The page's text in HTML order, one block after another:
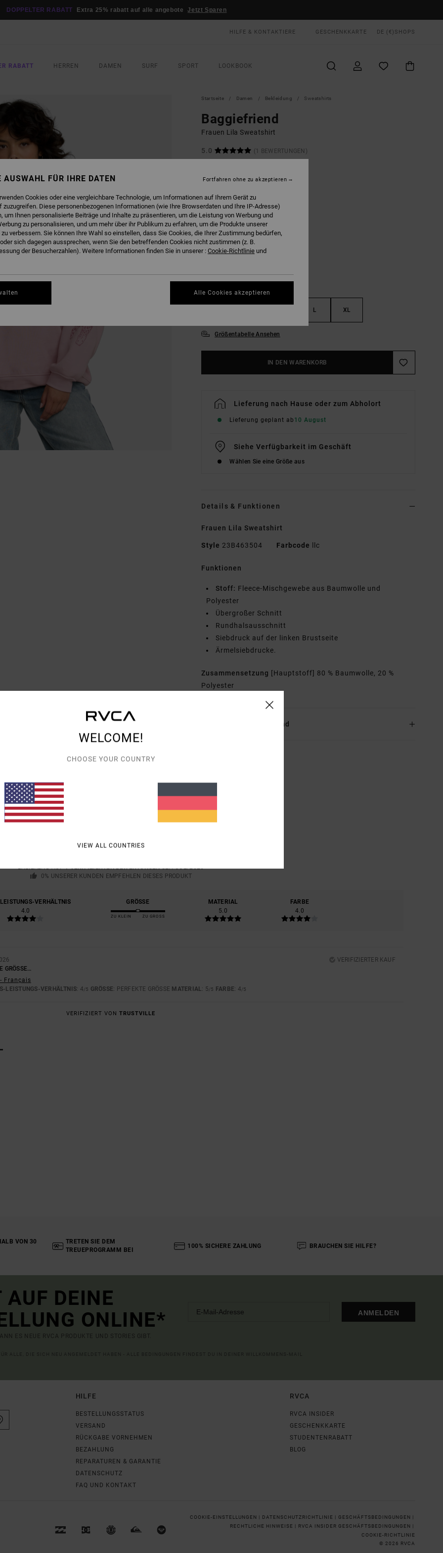
DOPPELTER RABATT Extra 25% rabatt auf alle angebote Jetzt Sparen
HILFE & KONTAKTIERE GESCHENKKARTE DE (€) SHOPS
RABATT HERREN DAMEN SURF SPORT LOOKBOOK
Startseite Damen Bekleidung Sweatshirts
Baggiefriend
Frauen Lila Sweatshirt
5.0
(1 BEWERTUNGEN)
31,50 €
DOPPELTER RABATT EXTRA 25 %
FARBE Lush Lilac
L XL
Größentabelle Ansehen
IN DEN WARENKORB
Lieferung nach Hause oder zum Abholort
Lieferung geplant ab 10 August
Siehe Verfügbarkeit im Geschäft
Wählen Sie eine Größe aus
Details & Funktionen
Frauen Lila Sweatshirt
Style 23B463504 Farbcode llc
Funktionen
Stoff: Fleece-Mischgewebe aus Baumwolle und
Polyester
Übergroßer Schnitt
Rundhalsausschnitt
Siebdruck auf der linken Brustseite
Ärmelsiebdrucke.
Zusammensetzung [Hauptstoff] 80 % Baumwolle, 20 %
Polyester
Versand & Rückversand
DURCHSCHNITTLICHE BEWERTUNG
BASIEREND AUF1 VERIFIZIERTEN BEWERTUNGENSEIT JULI 2026
0% UNSERER KUNDEN EMPFEHLEN DIESES PRODUKT
VERHÄLTNIS
4.0
GRÖSSE
ZU KLEIN ZU GROSS
MATERIAL
5.0
FARBE
4.0
VERIFIZIERTER KAUF
GRÖSSE…
Français
LEISTUNGS-VERHÄLTNIS: 4/5 GRÖSSE : PERFEKTE GRÖSSE MATERIAL: 5/5 FARBE: 4/5
VERIFIZIERT VON TRUSTVILLE
VON 30
TRETEN SIE DEM
TREUEPROGRAMM BEI
100% SICHERE ZAHLUNG BRAUCHEN SIE HILFE?
DEINE
ONLINE*
ES NEUE RVCA PRODUKTE UND STORIES GIBT.
ANMELDEN
HILFE
BESTELLUNGSSTATUS
VERSAND
RÜCKGABE VORNEHMEN
BEZAHLUNG
REPARATUREN & GARANTIE
DATENSCHUTZ
FAQ UND KONTAKT
RVCA
RVCA INSIDER
GESCHENKKARTE
STUDENTENRABATT
BLOG
COOKIE-EINSTELLUNGEN | DATENSCHUTZRICHTLINIE | GESCHÄFTSBEDINGUNGEN |
RECHTLICHE HINWEISE | RVCA INSIDER GESCHÄFTSBEDINGUNGEN |
COOKIE-RICHTLINIE
© 2026 RVCA
WELCOME!
CHOOSE YOUR COUNTRY
VIEW ALL COUNTRIES
AUSWAHL FÜR IHRE DATEN
Cookies oder eine vergleichbare Technologie, um Informationen auf Ihrem Gerät zu
Diese personenbezogenen Informationen (wie Ihre Browserdaten und Ihre IP-Adresse)
um Ihnen personalisierte Beiträge und Inhalte zu präsentieren, um die Leistung von Werbung und
zu personalisieren, und um mehr über ihr Publikum zu erfahren, um die Produkte unserer
verbessern. Sie können Ihre Wahl so einstellen, dass Sie Cookies, die Ihrer Zustimmung bedürfen,
sich dagegen aussprechen, wenn Sie den betreffenden Cookies nicht zustimmen (z. B.
der Besucherzahlen). Weitere Informationen finden Sie in unserer : Cookie-Richtlinie und
Fortfahren ohne zu akzeptieren
Alle Cookies akzeptieren